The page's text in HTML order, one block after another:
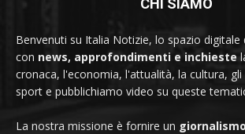
CHI SIAMO
Benvenuti su Italia Notizie, lo spazio
con news, approfondimenti e inchieste
cronaca, l'economia, l'attualità, la cultura,
sport e pubblichiamo video su queste
La nostra missione è fornire un